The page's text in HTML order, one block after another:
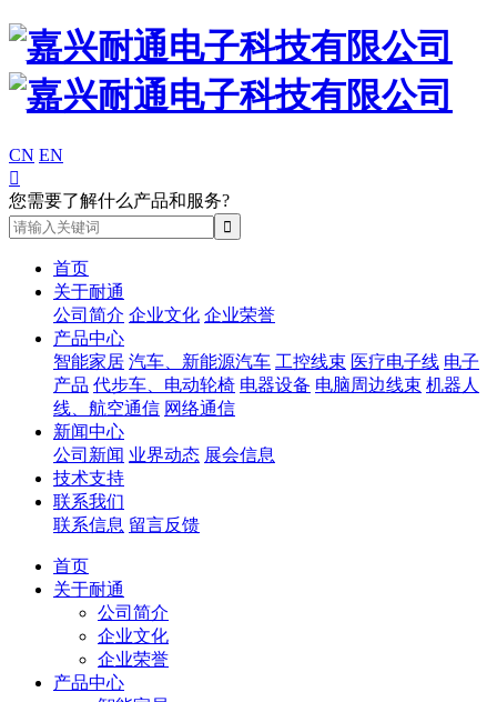
CN EN

您需要了解什么产品和服务?
首页
关于耐通
公司简介 企业文化 企业荣誉
产品中心
智能家居 汽车、新能源汽车 工控线束 医疗电子线 电子
产品 代步车、电动轮椅 电器设备 电脑周边线束 机器人
线、航空通信 网络通信
新闻中心
公司新闻 业界动态 展会信息
技术支持
联系我们
联系信息 留言反馈
首页
关于耐通
公司简介
企业文化
企业荣誉
产品中心